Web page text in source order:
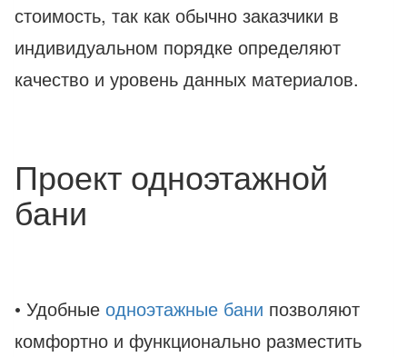
стоимость, так как обычно заказчики в
индивидуальном порядке определяют
качество и уровень данных материалов.
Проект одноэтажной
бани
• Удобные одноэтажные бани позволяют
комфортно и функционально разместить